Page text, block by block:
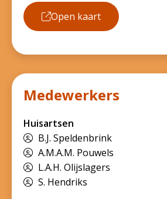
Open kaart
Medewerkers
Huisartsen
B.J. Speldenbrink
A.M.A.M. Pouwels
L.A.H. Olijslagers
S. Hendriks